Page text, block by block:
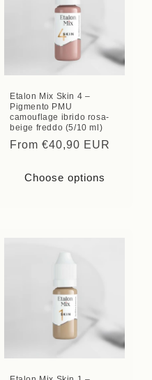
Etalon Mix Skin 4 –
Pigmento PMU
camouflage ibrido rosa-
beige freddo (5/10 ml)
Regular
From €40,90 EUR
Choose options